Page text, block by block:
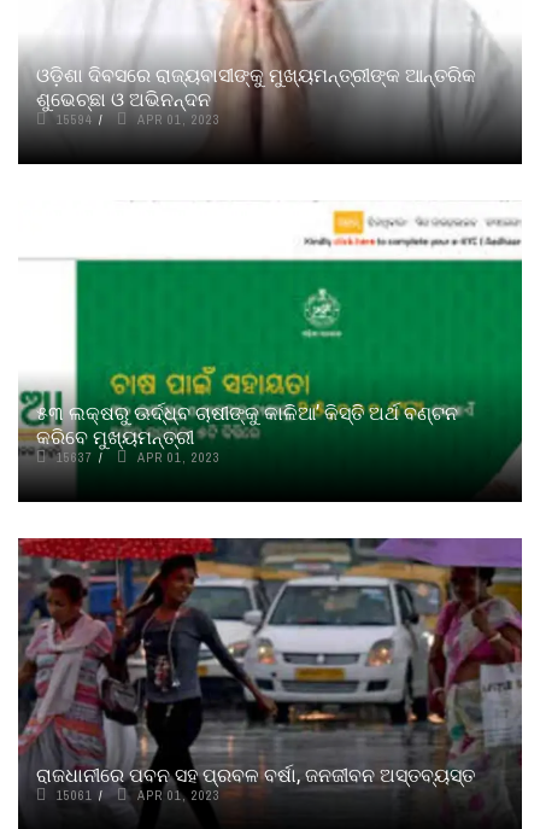
ଓଡ଼ିଶା ଦିବସରେ ରାଜ୍ୟବାସୀଙ୍କୁ ମୁଖ୍ୟମନ୍ତ୍ରୀଙ୍କ ଆନ୍ତରିକ
ଶୁଭେଚ୍ଛା ଓ ଅଭିନନ୍ଦନ
15594 APR 01, 2023
୫୩ ଲକ୍ଷରୁ ଊର୍ଦ୍ଧ୍ବ ଚାଷୀଙ୍କୁ କାଳିଆ’ କିସ୍ତି ଅର୍ଥ ବଣ୍ଟନ
କରିବେ ମୁଖ୍ୟମନ୍ତ୍ରୀ
15637 APR 01, 2023
ରାଜଧାନୀରେ ପବନ ସହ ପ୍ରବଳ ବର୍ଷା, ଜନଜୀବନ ଅସ୍ତବ୍ୟସ୍ତ
15061 APR 01, 2023